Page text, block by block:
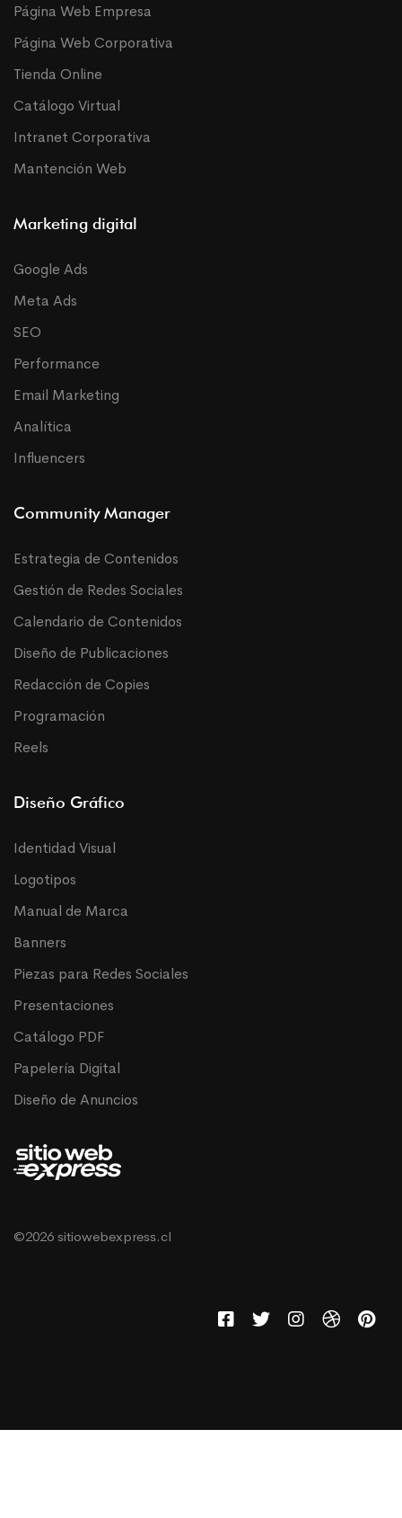
Página Web Empresa
Página Web Corporativa
Tienda Online
Catálogo Virtual
Intranet Corporativa
Mantención Web
Marketing digital
Google Ads
Meta Ads
SEO
Performance
Email Marketing
Analítica
Influencers
Community Manager
Estrategia de Contenidos
Gestión de Redes Sociales
Calendario de Contenidos
Diseño de Publicaciones
Redacción de Copies
Programación
Reels
Diseño Gráfico
Identidad Visual
Logotipos
Manual de Marca
Banners
Piezas para Redes Sociales
Presentaciones
Catálogo PDF
Papelería Digital
Diseño de Anuncios
©2026 sitiowebexpress.cl